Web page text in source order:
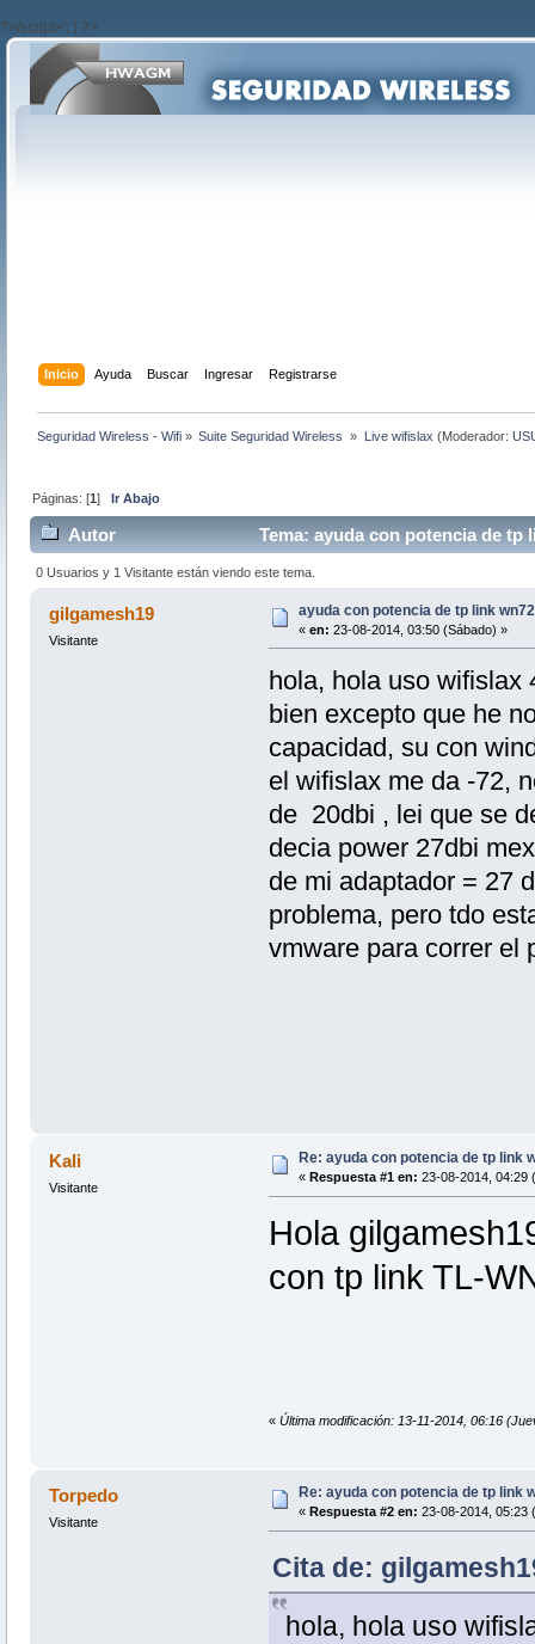
?>/script>'; } ?>
Inicio Ayuda Buscar Ingresar Registrarse
Seguridad Wireless - Wifi » Suite Seguridad Wireless » Live wifislax (Moderador:
Páginas: [1]Ir Abajo
Autor Tema: ayuda con potencia de tp
0 Usuarios y 1 Visitante están viendo este tema.
gilgamesh19
Visitante
ayuda con potencia de tp link
« en: 23-08-2014, 03:50 (Sábado) »
hola, hola uso wifislax
bien excepto que he
capacidad, su con
el wifislax me da -72,
de 20dbi , lei que se
decia power 27dbi
de mi adaptador = 27
problema, pero tdo
vmware para correr el
Kali
Visitante
Re: ayuda con potencia de tp link
« Respuesta #1 en: 23-08-2014, 04:29
Hola
con tp link TL-
« Última modificación: 13-11-2014, 06:16
Torpedo
Visitante
Re: ayuda con potencia de tp link
« Respuesta #2 en: 23-08-2014, 05:23
Cita de:
hola, hola uso